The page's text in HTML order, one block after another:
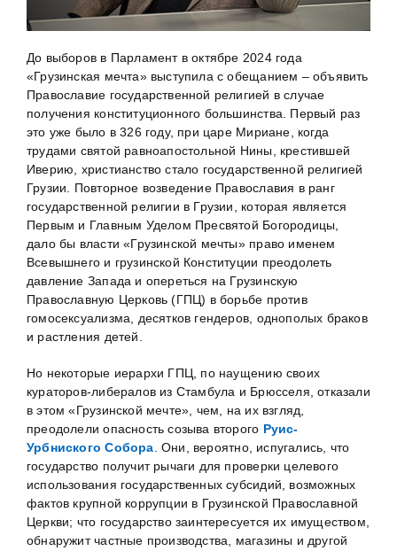
До выборов в Парламент в октябре 2024 года
«Грузинская мечта» выступила с обещанием – объявить
Православие государственной религией в случае
получения конституционного большинства. Первый раз
это уже было в 326 году, при царе Мириане, когда
трудами святой равноапостольной Нины, крестившей
Иверию, христианство стало государственной религией
Грузии. Повторное возведение Православия в ранг
государственной религии в Грузии, которая является
Первым и Главным Уделом Пресвятой Богородицы,
дало бы власти «Грузинской мечты» право именем
Всевышнего и грузинской Конституции преодолеть
давление Запада и опереться на Грузинскую
Православную Церковь (ГПЦ) в борьбе против
гомосексуализма, десятков гендеров, однополых браков
и растления детей.
Но некоторые иерархи ГПЦ, по наущению своих
кураторов-либералов из Стамбула и Брюсселя, отказали
в этом «Грузинской мечте», чем, на их взгляд,
преодолели опасность созыва второго Руис-
Урбниского Собора . Они, вероятно, испугались, что
государство получит рычаги для проверки целевого
использования государственных субсидий, возможных
фактов крупной коррупции в Грузинской Православной
Церкви; что государство заинтересуется их имуществом,
обнаружит частные производства, магазины и другой